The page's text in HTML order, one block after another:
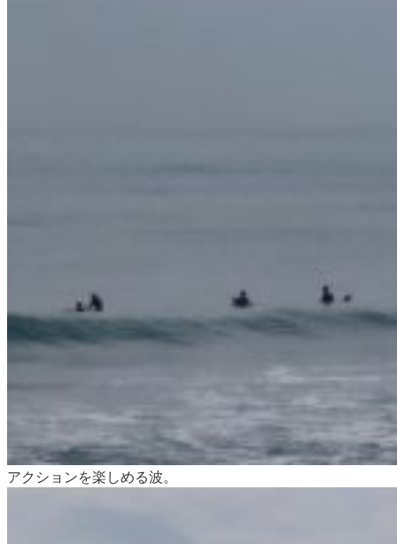
アクションを楽しめる波。